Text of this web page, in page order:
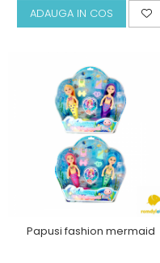
ADAUGA IN COS
Papusi fashion mermaid